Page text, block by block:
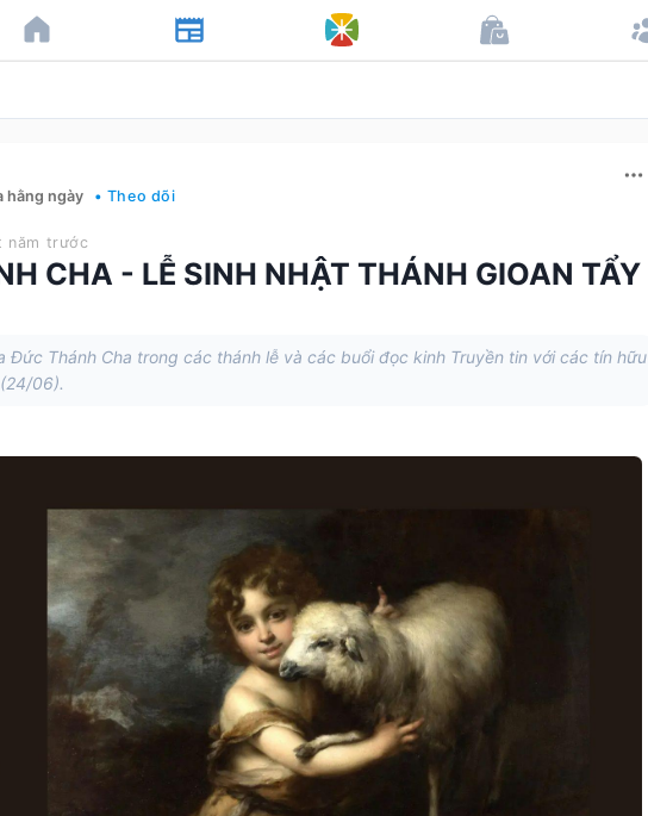
hằng ngày • Theo dõi
năm trước
CHA - LỄ SINH NHẬT THÁNH GIOAN TẨY
Thánh Cha trong các thánh lễ và các buổi đọc kinh Truyền tin với các tín hữu
06).